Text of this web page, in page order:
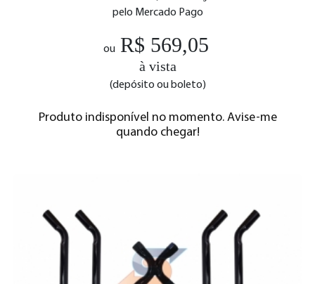
pelo Mercado Pago
ou R$ 569,05
à vista
(depósito ou boleto)
Produto indisponível no momento. Avise-me
quando chegar!